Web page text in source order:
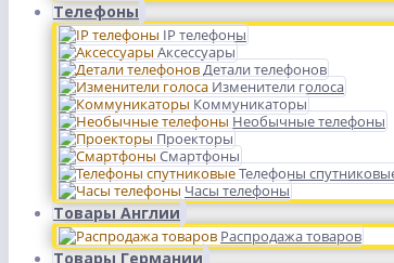
Телефоны
IP телефоны
Аксессуары
Детали телефонов
Изменители голоса
Коммуникаторы
Необычные телефоны
Проекторы
Смартфоны
Телефоны
Часы телефоны
Товары Англии
Распродажа товаров
Товары Германии